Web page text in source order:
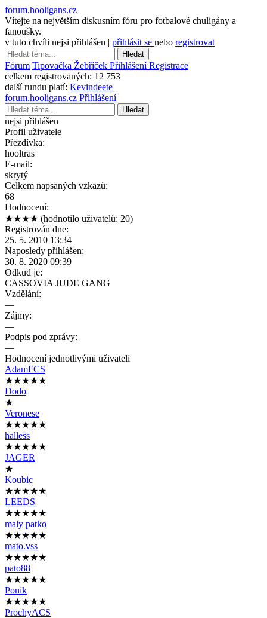
forum.hooligans.cz
Vítejte na největším diskusním fóru pro fotbalové chuligány a
fanoušky.
v tuto chvíli nejsi přihlášen | přihlásit se nebo registrovat
Hledat
Fórum Tipovačka Žebříček PřihlášeníRegistrace
celkem registrovaných: 12 753
další rundu platí: Kevindeete
forum.hooligans.cz Přihlášení
Hledat
nejsi přihlášen
Profil uživatele
Přezdívka:
hooltras
E-mail:
skrytý
Celkem napsaných vzkazů:
68
Hodnocení:
★★★★ (hodnotilo uživatelů: 20)
Registrován dne:
25. 5. 2010 13:34
Naposledy přihlášen:
30. 8. 2020 09:39
Odkud je:
CASSOVIA JUDE GANG
Vzdělání:
—
Zájmy:
—
Podpis pod zprávy:
—
Hodnocení jednotlivými uživateli
AdamFCS
★★★★★
Dodo
★
Veronese
★★★★★
halless
★★★★★
JAGER
★
Koubic
★★★★★
LEEDS
★★★★★
maly patko
★★★★★
mato.vss
★★★★★
pato88
★★★★★
Ponik
★★★★★
ProchyACS